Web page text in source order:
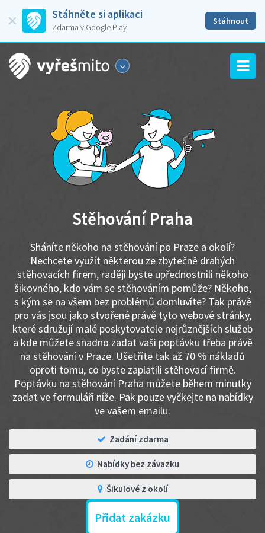
Stáhněte si aplikaci
Zdarma v Google Play
Stáhnout
Stěhování Praha
Sháníte někoho na stěhování po Praze a okolí?
Nechcete využít některou ze zbytečně drahých
stěhovacích firem, raději byste upřednostnili někoho
šikovného, kdo vám se stěhováním pomůže? Někoho,
s kým se na všem bez problémů domluvíte? Tak právě
pro vás jsou jako stvořené právě tyto webové stránky,
které sdružují malé poskytovatele nejrůznějších služeb
a kde můžete snadno zadat vaši poptávku třeba právě
na stěhování v Praze. Ušetříte tak až 70 % nákladů
oproti tomu, co byste zaplatili stěhovací firmě.
Poptávku na stěhování Praha můžete během minutky
zadat ve formuláři níže. Pak pouze vyčkejte na nabídky
ve vašem emailu.
Zadání zdarma
Nabídky bez závazku
Šikulové z okolí
Přidat zakázku